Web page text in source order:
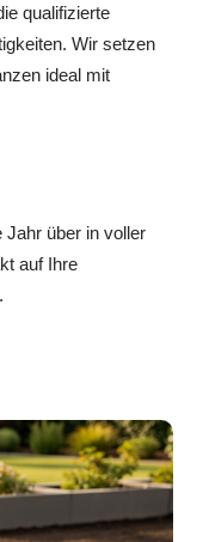
qualifizierte
Wir setzen
ideal mit
Jahr über in voller
auf Ihre